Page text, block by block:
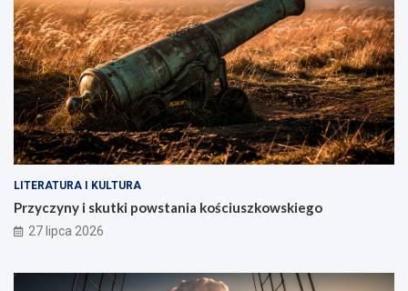
LITERATURA I KULTURA
Przyczyny i skutki powstania kościuszkowskiego
27 lipca 2026